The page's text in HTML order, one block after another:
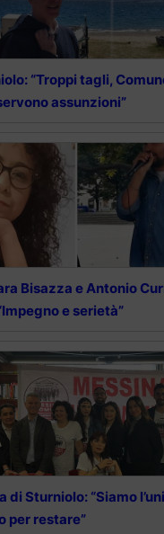
“Troppi tagli,
assunzioni”
Bisazza e Antonio
e serietà”
di Sturniolo: “Siamo
per restare”